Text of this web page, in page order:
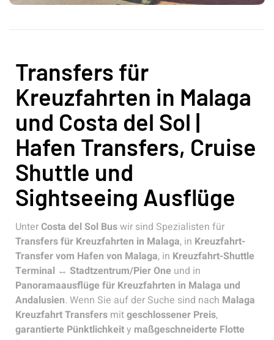
Transfers für
Kreuzfahrten in Malaga
und Costa del Sol |
Hafen Transfers, Cruise
Shuttle und
Sightseeing Ausflüge
UnterCosta del Sol Buswir sind Spezialisten für
Transfers für Kreuzfahrten in Malaga, in Kreuzfahrt-
Transfer vom Hafen von Malaga, in Kreuzfahrt-Shuttle
Terminal ↔ Stadtzentrum/Pier One und in
Panoramaausflüge für Kreuzfahrten in Malaga und
Andalusien. Wenn Sie auf der Suche sind nach Malaga
Kreuzfahrt Transfers mitgeschlossener Preis,
garantierte Pünktlichkeity maßgeschneiderte Flotte